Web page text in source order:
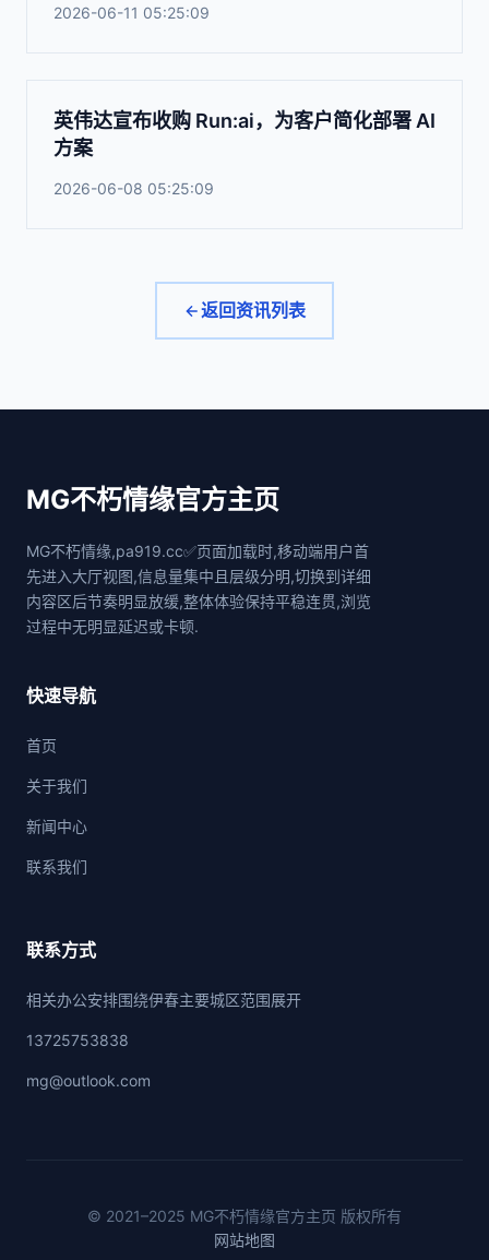
2026-06-11 05:25:09
英伟达宣布收购 Run:ai，为客户简化部署 AI
方案
2026-06-08 05:25:09
返回资讯列表
MG不朽情缘官方主页
MG不朽情缘,pa919.cc✅页面加载时,移动端用户首
先进入大厅视图,信息量集中且层级分明,切换到详细
内容区后节奏明显放缓,整体体验保持平稳连贯,浏览
过程中无明显延迟或卡顿.
快速导航
首页
关于我们
新闻中心
联系我们
联系方式
相关办公安排围绕伊春主要城区范围展开
13725753838
mg@outlook.com
© 2021–2025 MG不朽情缘官方主页 版权所有
网站地图